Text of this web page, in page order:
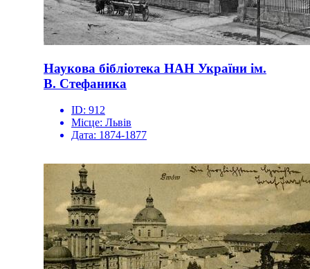
Наукова бібліотека НАН України ім.
В. Стефаника
ID: 912
Місце: Львів
Дата: 1874-1877